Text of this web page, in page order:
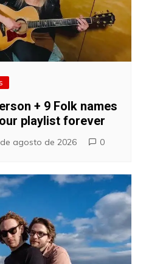
+ 9 Folk names
playlist forever
agosto de 2026 0